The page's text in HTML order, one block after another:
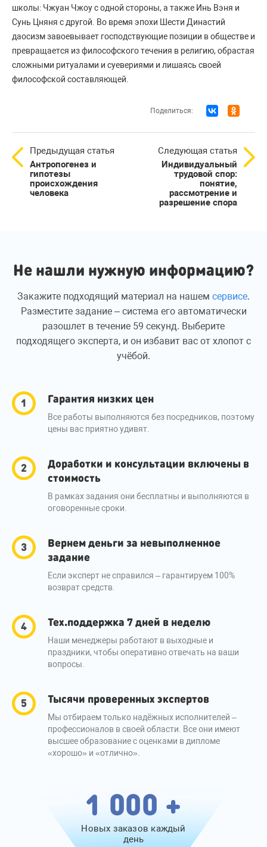
школы: Чжуан Чжоу с одной стороны, а также Инь Вэня и
Сунь Цняня с другой. Во время эпохи Шести Династий
даосизм завоевывает господствующие позиции в обществе и
превращается из философского течения в религию, обрастая
сложными ритуалами и суевериями и лишаясь своей
философской составляющей.
Поделиться:
Предыдущая статья
Антропогенез и
гипотезы
происхождения
человека
Следующая статья
Индивидуальный
трудовой спор:
понятие,
рассмотрение и
разрешение спора
Не нашли нужную информацию?
Закажите подходящий материал на нашем сервисе.
Разместите задание – система его автоматически
разошлет в течение 59 секунд. Выберите
подходящего эксперта, и он избавит вас от хлопот с
учёбой.
Гарантия низких цен
Все работы выполняются без посредников, поэтому
цены вас приятно удивят.
Доработки и консультации включены в
стоимость
В рамках задания они бесплатны и выполняются в
оговоренные сроки.
Вернем деньги за невыполненное
задание
Если эксперт не справился – гарантируем 100%
возврат средств.
Тех.поддержка 7 дней в неделю
Наши менеджеры работают в выходные и
праздники, чтобы оперативно отвечать на ваши
вопросы.
Тысячи проверенных экспертов
Мы отбираем только надёжных исполнителей –
профессионалов в своей области. Все они имеют
высшее образование с оценками в дипломе
«хорошо» и «отлично».
1 000 +
Новых заказов каждый
день